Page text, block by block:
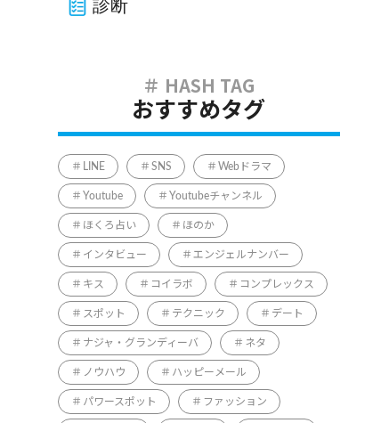
診断
おすすめタグ
LINE SNS Webドラマ
Youtube Youtubeチャンネル
ほくろ占い ほのか
インタビュー エンジェルナンバー
キス コイラボ コンプレックス
スポット テクニック デート
ナジャ・グランディーバ ネタ
ノウハウ ハッピーメール
パワースポット ファッション